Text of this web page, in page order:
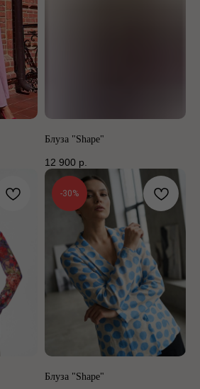
Блуза "Shape"
12 900 р.
-30%
Блуза "Shape"